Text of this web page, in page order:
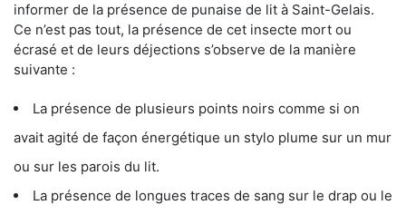
informer de la présence de punaise de lit à Saint-Gelais.
Ce n’est pas tout, la présence de cet insecte mort ou
écrasé et de leurs déjections s’observe de la manière
suivante :
La présence de plusieurs points noirs comme si on
avait agité de façon énergétique un stylo plume sur un mur
ou sur les parois du lit.
La présence de longues traces de sang sur le drap ou le